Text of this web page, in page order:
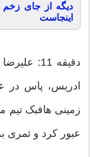
دیگه از جای
اینجاست
دقیقه 11:
ادریس، پاس در
زمینی هافبک تیم
عبور کرد و ثمری